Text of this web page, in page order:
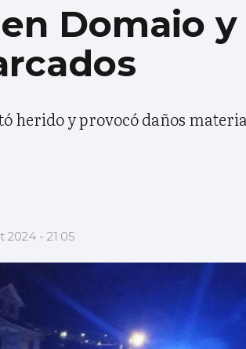
Domaio
herido y provocó daños
2024 - 21:05